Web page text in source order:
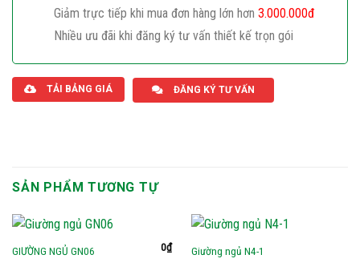
Giảm trực tiếp khi mua đơn hàng lớn hơn 3.000.000đ
Nhiều ưu đãi khi đăng ký tư vấn thiết kế trọn gói
TẢI BẢNG GIÁ ĐĂNG KÝ TƯ VẤN
SẢN PHẨM TƯƠNG TỰ
GIƯỜNG NGỦ GN06 0₫ Giường ngủ N4-1